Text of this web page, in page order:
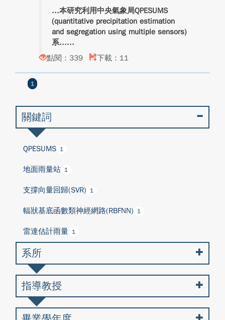
本研究利用中央氣象局QPESUMS
(quantitative precipitation estimation
and segregation using multiple sensors)
系...
點閱：339
下載：11
1
關鍵詞
QPESUMS 1
地面雨量站 1
支撐向量回歸(SVR) 1
輻狀基底函數類神經網路(RBFNN) 1
雷達估計雨量 1
系所
指導教授